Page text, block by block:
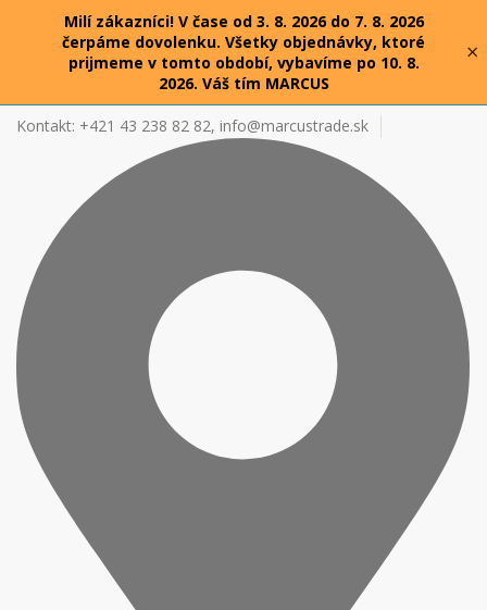
Milí zákazníci! V čase od 3. 8. 2026 do 7. 8. 2026
čerpáme dovolenku. Všetky objednávky, ktoré
prijmeme v tomto období, vybavíme po 10. 8.
2026. Váš tím MARCUS
×
Kontakt: +421 43 238 82 82, info@marcustrade.sk